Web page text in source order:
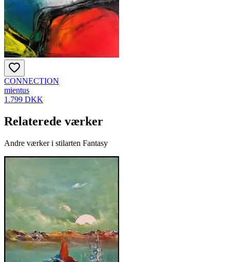
CONNECTION
mientus
1.799 DKK
Relaterede værker
Andre værker i stilarten Fantasy